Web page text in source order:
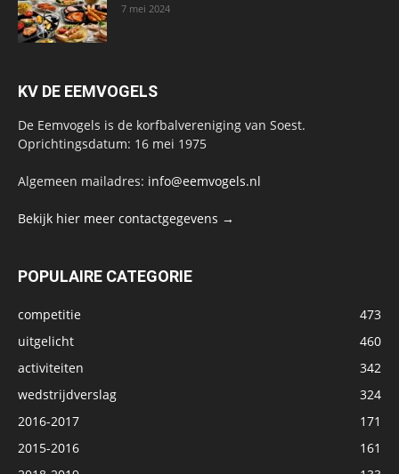
7 mei 2024
KV DE EEMVOGELS
De Eemvogels is de korfbalvereniging van Soest.
Oprichtingsdatum: 16 mei 1975
Algemeen mailadres: info@eemvogels.nl
Bekijk hier meer contactgegevens →
POPULAIRE CATEGORIE
competitie
473
uitgelicht
460
activiteiten
342
wedstrijdverslag
324
2016-2017
171
2015-2016
161